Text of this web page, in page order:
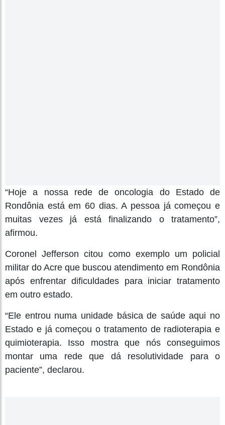
“Hoje a nossa rede de oncologia do Estado de
Rondônia está em 60 dias. A pessoa já começou e
muitas vezes já está finalizando o tratamento”,
afirmou.
Coronel Jefferson citou como exemplo um policial
militar do Acre que buscou atendimento em Rondônia
após enfrentar dificuldades para iniciar tratamento
em outro estado.
“Ele entrou numa unidade básica de saúde aqui no
Estado e já começou o tratamento de radioterapia e
quimioterapia. Isso mostra que nós conseguimos
montar uma rede que dá resolutividade para o
paciente”, declarou.